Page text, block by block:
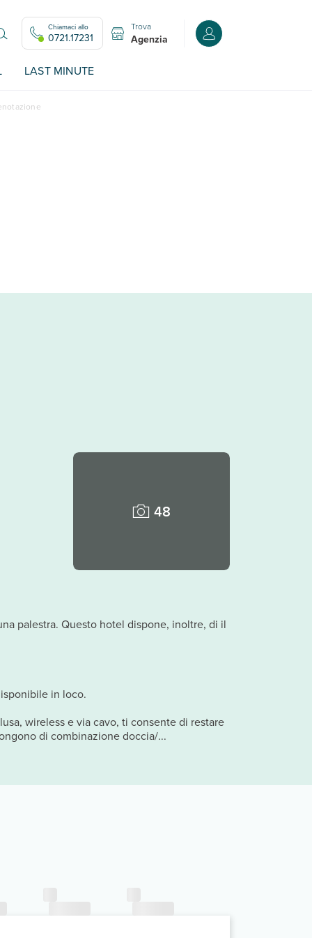
Chiamaci allo
0721.17231
Trova
Agenzia Accedi o registrati
LAST MINUTE
48
palestra. Questo hotel dispone, inoltre, di il
in loco.
wireless e via cavo, ti consente di restare
di combinazione doccia/...